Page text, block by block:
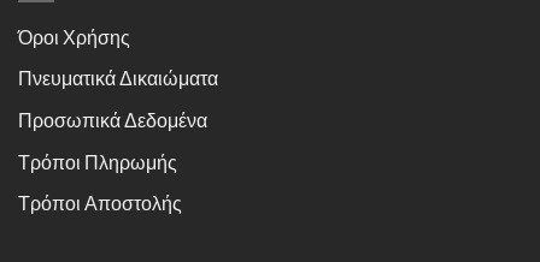
Όροι Χρήσης
Πνευματικά Δικαιώματα
Προσωπικά Δεδομένα
Τρόποι Πληρωμής
Τρόποι Αποστολής